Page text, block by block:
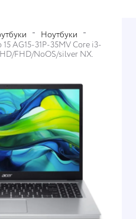
Ноутбуки
AG15-31P-35MV Core i3-
FHD/NoOS/silver NX.